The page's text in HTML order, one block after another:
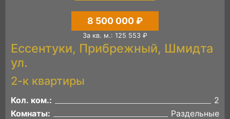
8 500 000 ₽
За кв. м.: 125 553 ₽
Ессентуки, Прибрежный, Шмидта
ул.
2-к квартиры
Кол. ком.:
2
Комнаты:
Раздельные